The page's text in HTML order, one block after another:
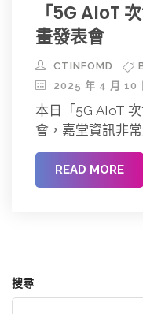
「5G AIoT
畫發表會
CTINFOMD
2025 年 4 月 10
本日「5G AIoT
會，嘉堂資訊非
科技、伸波通訊、
READ MORE
搜尋